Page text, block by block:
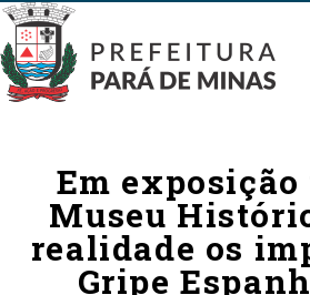
Em
Museu
realidade os
Gripe